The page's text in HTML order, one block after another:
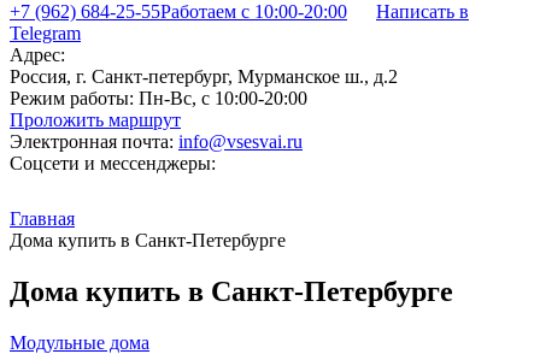
+7 (962) 684-25-55Работаем с 10:00-20:00
Написать в
Telegram
Адрес:
Россия, г. Санкт-петербург, Мурманское ш., д.2
Режим работы: Пн-Вс, с 10:00-20:00
Проложить маршрут
Электронная почта: info@vsesvai.ru
Соцсети и мессенджеры:
Главная
Дома купить в Санкт-Петербурге
Дома купить в Санкт-Петербурге
Модульные дома